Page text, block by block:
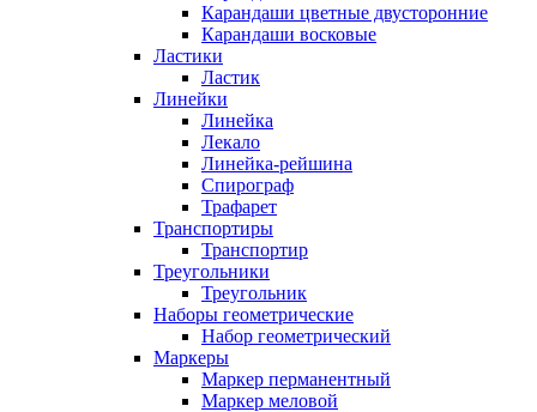
Карандаши цветные двусторонние
Карандаши восковые
Ластики
Ластик
Линейки
Линейка
Лекало
Линейка-рейшина
Спирограф
Трафарет
Транспортиры
Транспортир
Треугольники
Треугольник
Наборы геометрические
Набор геометрический
Маркеры
Маркер перманентный
Маркер меловой